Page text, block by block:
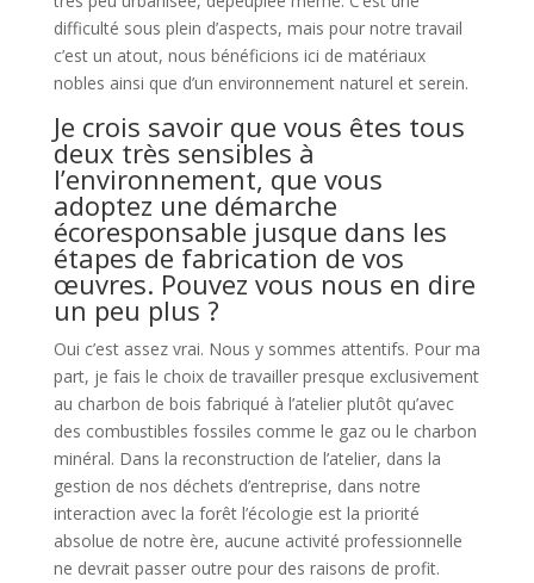
difficulté sous plein d’aspects, mais pour notre travail
c’est un atout, nous bénéficions ici de matériaux
nobles ainsi que d’un environnement naturel et serein.
Je crois savoir que vous êtes tous
deux très sensibles à
l’environnement, que vous
adoptez une démarche
écoresponsable jusque dans les
étapes de fabrication de vos
œuvres. Pouvez vous nous en dire
un peu plus ?
Oui c’est assez vrai. Nous y sommes attentifs. Pour ma
part, je fais le choix de travailler presque exclusivement
au charbon de bois fabriqué à l’atelier plutôt qu’avec
des combustibles fossiles comme le gaz ou le charbon
minéral. Dans la reconstruction de l’atelier, dans la
gestion de nos déchets d’entreprise, dans notre
interaction avec la forêt l’écologie est la priorité
absolue de notre ère, aucune activité professionnelle
ne devrait passer outre pour des raisons de profit.